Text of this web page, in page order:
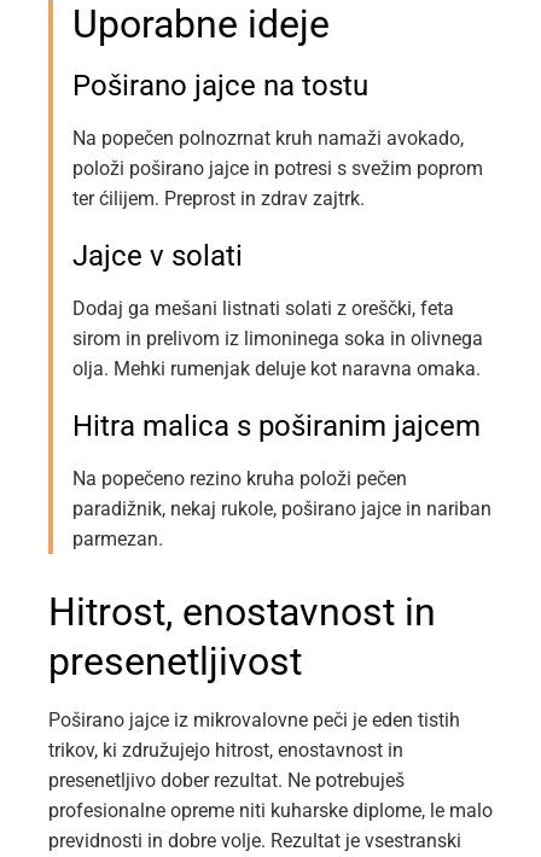
Uporabne ideje
Poširano jajce na tostu
Na popečen polnozrnat kruh namaži avokado,
položi poširano jajce in potresi s svežim poprom
ter ćilijem. Preprost in zdrav zajtrk.
Jajce v solati
Dodaj ga mešani listnati solati z oreščki, feta
sirom in prelivom iz limoninega soka in olivnega
olja. Mehki rumenjak deluje kot naravna omaka.
Hitra malica s poširanim jajcem
Na popečeno rezino kruha položi pečen
paradižnik, nekaj rukole, poširano jajce in nariban
parmezan.
Hitrost, enostavnost in
presenetljivost
Poširano jajce iz mikrovalovne peči je eden tistih
trikov, ki združujejo hitrost, enostavnost in
presenetljivo dober rezultat. Ne potrebuješ
profesionalne opreme niti kuharske diplome, le malo
previdnosti in dobre volje. Rezultat je vsestranski